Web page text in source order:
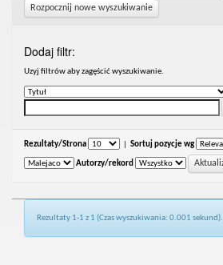
Rozpocznij nowe wyszukiwanie
Dodaj filtr:
Uzyj filtrów aby zagęścić wyszukiwanie.
Rezultaty/Strona Sortuj pozycje wg
Autorzy/rekord
Rezultaty 1-1 z 1 (Czas wyszukiwania: 0.001 sekund).